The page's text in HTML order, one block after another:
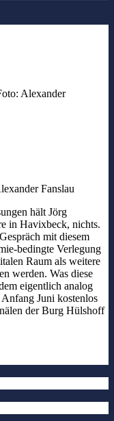
Alexander
Fanslau
hält Jörg
in Havixbeck, nichts.
mit diesem
bedingte Verlegung
Raum als weitere
werden. Was diese
eigentlich analog
Juni kostenlos
der Burg Hülshoff